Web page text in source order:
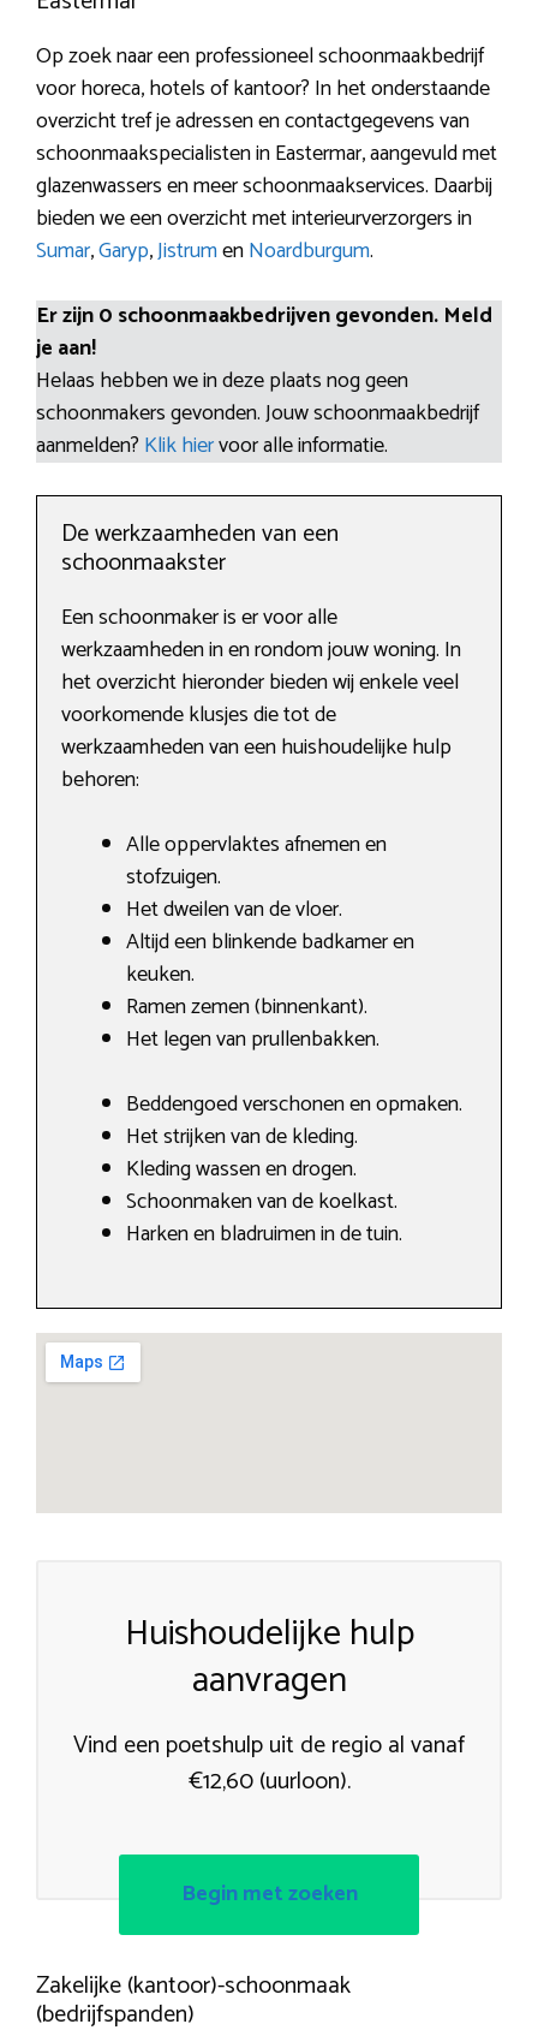
Op zoek naar een professioneel schoonmaakbedrijf
voor horeca, hotels of kantoor? In het onderstaande
overzicht tref je adressen en contactgegevens van
schoonmaakspecialisten in Eastermar, aangevuld met
glazenwassers en meer schoonmaakservices. Daarbij
bieden we een overzicht met interieurverzorgers in
Sumar,Garyp,JistrumenNoardburgum.
Er zijn 0 schoonmaakbedrijven gevonden. Meld
je aan!
Helaas hebben we in deze plaats nog geen
schoonmakers gevonden. Jouw schoonmaakbedrijf
aanmelden? Klik hiervoor alle informatie.
De werkzaamheden van een
schoonmaakster
Een schoonmaker is er voor alle
werkzaamheden in en rondom jouw woning. In
het overzicht hieronder bieden wij enkele veel
voorkomende klusjes die tot de
werkzaamheden van een huishoudelijke hulp
behoren:
Alle oppervlaktes afnemen en
stofzuigen.
Het dweilen van de vloer.
Altijd een blinkende badkamer en
keuken.
Ramen zemen (binnenkant).
Het legen van prullenbakken.
Beddengoed verschonen en opmaken.
Het strijken van de kleding.
Kleding wassen en drogen.
Schoonmaken van de koelkast.
Harken en bladruimen in de tuin.
Huishoudelijke hulp
aanvragen
Vind een poetshulp uit de regio al vanaf
€12,60 (uurloon).
Begin met zoeken
Zakelijke (kantoor)-schoonmaak
(bedrijfspanden)